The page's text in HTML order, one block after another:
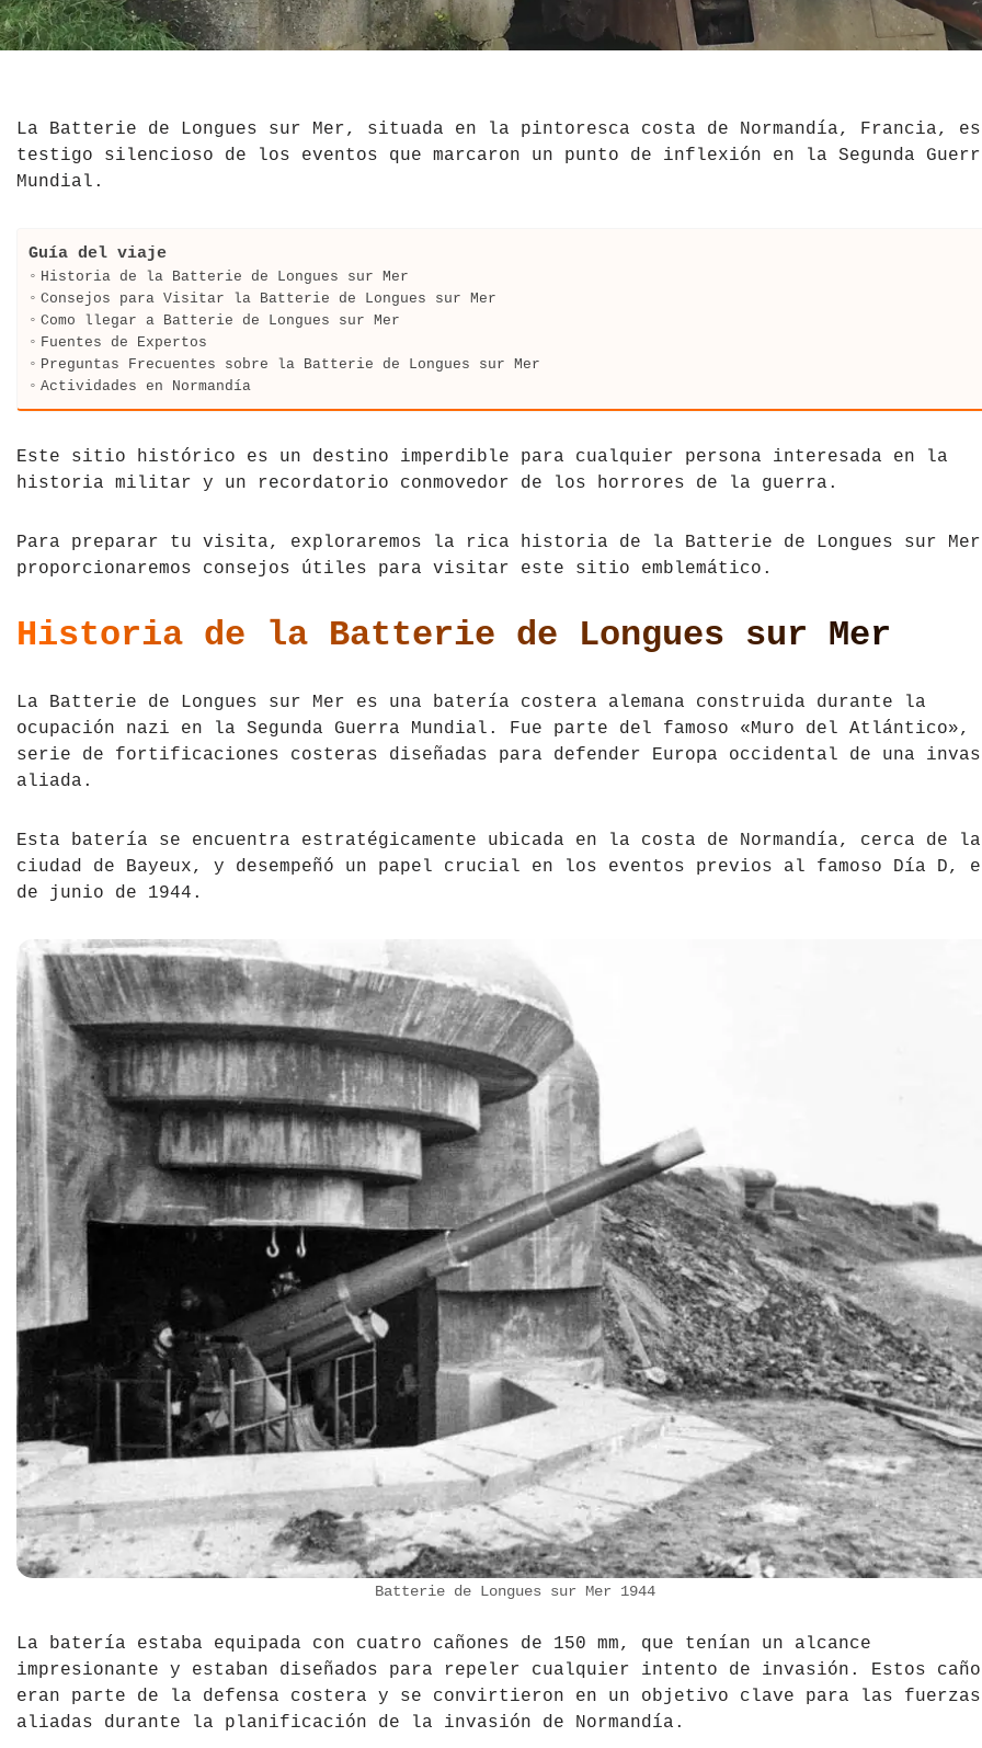
El Salvador
Hawái
México
Paraguay
Perú
República Dominicana
Jordania
La India
Madagascar
Maldivas
Mongolia
Nepal
Tailandia
Vietnam
Croacia
Escocia
Eslovenia
Finlandia
Francia
Grecia
Inglaterra
Islandia
Italia
Liechtenstein
Macedonia del Norte
País de Gales
Polonia
República Checa
Rusia
Serbia
Suecia
Suiza
Turquía
Ucrania
La Batterie de Longues sur Mer, situada en la pintoresca costa de Normandía, Francia,
testigo silencioso de los eventos que marcaron un punto de inflexión en la Segunda
Mundial.
Guía del viaje
Historia de la Batterie de Longues sur Mer
Consejos para Visitar la Batterie de Longues sur Mer
Como llegar a Batterie de Longues sur Mer
Fuentes de Expertos
Preguntas Frecuentes sobre la Batterie de Longues sur Mer
Actividades en Normandía
Este sitio histórico es un destino imperdible para cualquier persona interesada en la
historia militar y un recordatorio conmovedor de los horrores de la guerra.
Para preparar tu visita, exploraremos la rica historia de la Batterie de Longues sur
proporcionaremos consejos útiles para visitar este sitio emblemático.
Historia de la Batterie de Longues sur Mer
La Batterie de Longues sur Mer es una batería costera alemana construida durante la
ocupación nazi en la Segunda Guerra Mundial. Fue parte del famoso «Muro del Atlántico»,
serie de fortificaciones costeras diseñadas para defender Europa occidental de una
aliada.
Esta batería se encuentra estratégicamente ubicada en la costa de Normandía, cerca de la
ciudad de Bayeux, y desempeñó un papel crucial en los eventos previos al famoso Día D,
de junio de 1944.
Batterie de Longues sur Mer 1944
La batería estaba equipada con cuatro cañones de 150 mm, que tenían un alcance
impresionante y estaban diseñados para repeler cualquier intento de invasión. Estos
eran parte de la defensa costera y se convirtieron en un objetivo clave para las fuerzas
aliadas durante la planificación de la invasión de Normandía.